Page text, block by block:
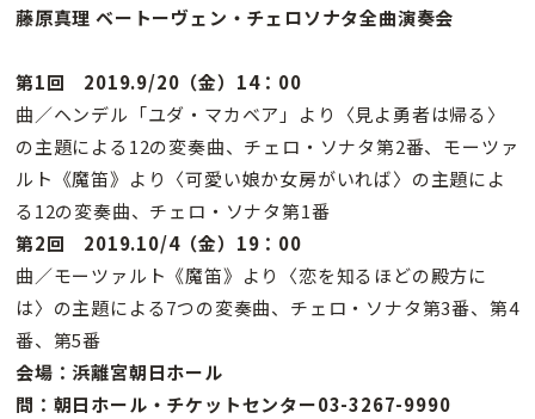
藤原真理 ベートーヴェン・チェロソナタ全曲演奏会
第1回 2019.9/20（金）14：00
曲／ヘンデル「ユダ・マカベア」より〈見よ勇者は帰る〉
の主題による12の変奏曲、チェロ・ソナタ第2番、モーツァ
ルト《魔笛》より〈可愛い娘か女房がいれば〉の主題によ
る12の変奏曲、チェロ・ソナタ第1番
第2回 2019.10/4（金）19：00
曲／モーツァルト《魔笛》より〈恋を知るほどの殿方に
は〉の主題による7つの変奏曲、チェロ・ソナタ第3番、第4
番、第5番
会場：浜離宮朝日ホール
問：朝日ホール・チケットセンター03-3267-9990